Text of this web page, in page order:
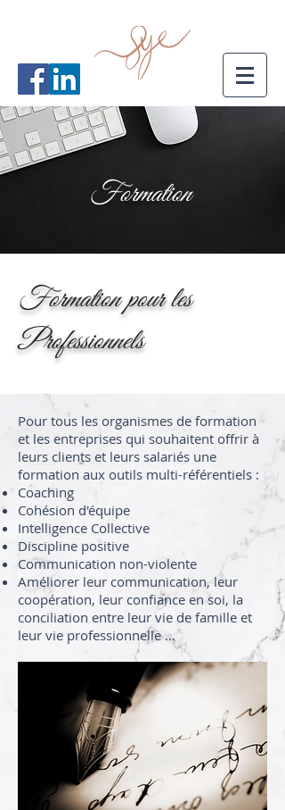
Formation
Formation pour les
Professionnels
Pour tous les organismes de formation
et les entreprises qui souhaitent offrir à
leurs clients et leurs salariés une
formation aux outils multi-référentiels :
Coaching
Cohésion d'équipe
Intelligence Collective
Discipline positive
Communication non-violente
Améliorer leur communication, leur
coopération, leur confiance en soi, la
conciliation entre leur vie de famille et
leur vie professionnelle …